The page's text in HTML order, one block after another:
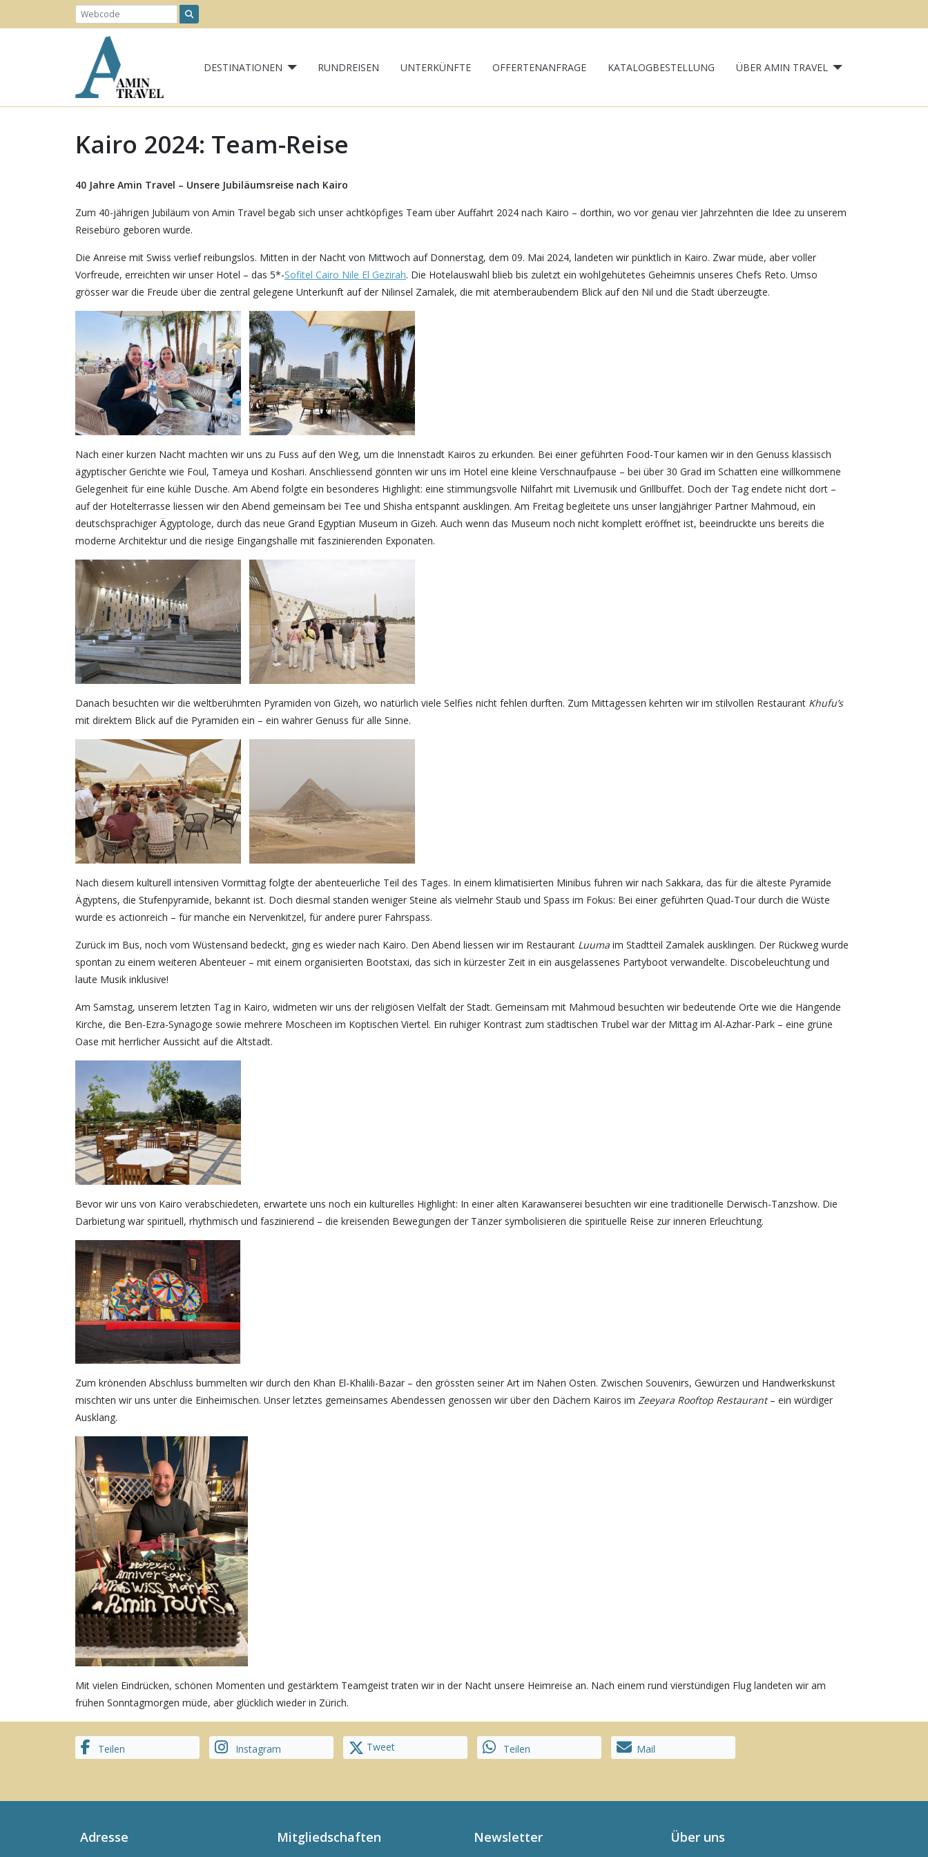
DESTINATIONEN RUNDREISEN UNTERKÜNFTE OFFERTENANFRAGE KATALOGBESTELLUNG ÜBER AMIN TRAVEL
Kairo 2024: Team-Reise
40 Jahre Amin Travel – Unsere Jubiläumsreise nach Kairo
Zum 40-jährigen Jubiläum von Amin Travel begab sich unser achtköpfiges Team über Auffahrt 2024 nach Kairo – dorthin, wo vor genau vier Jahrzehnten die Idee zu unserem
Reisebüro geboren wurde.
Die Anreise mit Swiss verlief reibungslos. Mitten in der Nacht von Mittwoch auf Donnerstag, dem 09. Mai 2024, landeten wir pünktlich in Kairo. Zwar müde, aber voller
Vorfreude, erreichten wir unser Hotel – das 5*-Sofitel Cairo Nile El Gezirah. Die Hotelauswahl blieb bis zuletzt ein wohlgehütetes Geheimnis unseres Chefs Reto. Umso
grösser war die Freude über die zentral gelegene Unterkunft auf der Nilinsel Zamalek, die mit atemberaubendem Blick auf den Nil und die Stadt überzeugte.
Nach einer kurzen Nacht machten wir uns zu Fuss auf den Weg, um die Innenstadt Kairos zu erkunden. Bei einer geführten Food-Tour kamen wir in den Genuss klassisch
ägyptischer Gerichte wie Foul, Tameya und Koshari. Anschliessend gönnten wir uns im Hotel eine kleine Verschnaufpause – bei über 30 Grad im Schatten eine willkommene
Gelegenheit für eine kühle Dusche. Am Abend folgte ein besonderes Highlight: eine stimmungsvolle Nilfahrt mit Livemusik und Grillbuffet. Doch der Tag endete nicht dort –
auf der Hotelterrasse liessen wir den Abend gemeinsam bei Tee und Shisha entspannt ausklingen. Am Freitag begleitete uns unser langjähriger Partner Mahmoud, ein
deutschsprachiger Ägyptologe, durch das neue Grand Egyptian Museum in Gizeh. Auch wenn das Museum noch nicht komplett eröffnet ist, beeindruckte uns bereits die
moderne Architektur und die riesige Eingangshalle mit faszinierenden Exponaten.
Danach besuchten wir die weltberühmten Pyramiden von Gizeh, wo natürlich viele Selfies nicht fehlen durften. Zum Mittagessen kehrten wir im stilvollen Restaurant Khufu’s
mit direktem Blick auf die Pyramiden ein – ein wahrer Genuss für alle Sinne.
Nach diesem kulturell intensiven Vormittag folgte der abenteuerliche Teil des Tages. In einem klimatisierten Minibus fuhren wir nach Sakkara, das für die älteste Pyramide
Ägyptens, die Stufenpyramide, bekannt ist. Doch diesmal standen weniger Steine als vielmehr Staub und Spass im Fokus: Bei einer geführten Quad-Tour durch die Wüste
wurde es actionreich – für manche ein Nervenkitzel, für andere purer Fahrspass.
Zurück im Bus, noch vom Wüstensand bedeckt, ging es wieder nach Kairo. Den Abend liessen wir im Restaurant Luuma im Stadtteil Zamalek ausklingen. Der Rückweg wurde
spontan zu einem weiteren Abenteuer – mit einem organisierten Bootstaxi, das sich in kürzester Zeit in ein ausgelassenes Partyboot verwandelte. Discobeleuchtung und
laute Musik inklusive!
Am Samstag, unserem letzten Tag in Kairo, widmeten wir uns der religiösen Vielfalt der Stadt. Gemeinsam mit Mahmoud besuchten wir bedeutende Orte wie die Hängende
Kirche, die Ben-Ezra-Synagoge sowie mehrere Moscheen im Koptischen Viertel. Ein ruhiger Kontrast zum städtischen Trubel war der Mittag im Al-Azhar-Park – eine grüne
Oase mit herrlicher Aussicht auf die Altstadt.
Bevor wir uns von Kairo verabschiedeten, erwartete uns noch ein kulturelles Highlight: In einer alten Karawanserei besuchten wir eine traditionelle Derwisch-Tanzshow. Die
Darbietung war spirituell, rhythmisch und faszinierend – die kreisenden Bewegungen der Tänzer symbolisieren die spirituelle Reise zur inneren Erleuchtung.
Zum krönenden Abschluss bummelten wir durch den Khan El-Khalili-Bazar – den grössten seiner Art im Nahen Osten. Zwischen Souvenirs, Gewürzen und Handwerkskunst
mischten wir uns unter die Einheimischen. Unser letztes gemeinsames Abendessen genossen wir über den Dächern Kairos im Zeeyara Rooftop Restaurant– ein würdiger
Ausklang.
Mit vielen Eindrücken, schönen Momenten und gestärktem Teamgeist traten wir in der Nacht unsere Heimreise an. Nach einem rund vierstündigen Flug landeten wir am
frühen Sonntagmorgen müde, aber glücklich wieder in Zürich.
Teilen Instagram Tweet Teilen Mail
Adresse Mitgliedschaften Newsletter Über uns